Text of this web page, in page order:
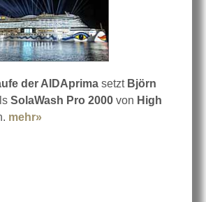
der AIDAprima setzt Björn
SolaWash Pro 2000 von High
mehr»